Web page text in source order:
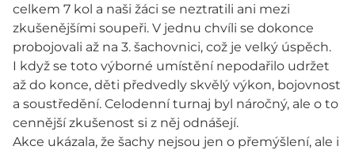
celkem 7 kol a naši žáci se neztratili ani mezi
zkušenějšími soupeři. V jednu chvíli se dokonce
probojovali až na 3. šachovnici, což je velký úspěch.
I když se toto výborné umístění nepodařilo udržet
až do konce, děti předvedly skvělý výkon, bojovnost
a soustředění. Celodenní turnaj byl náročný, ale o to
cennější zkušenost si z něj odnášejí.
Akce ukázala, že šachy nejsou jen o přemýšlení, ale i